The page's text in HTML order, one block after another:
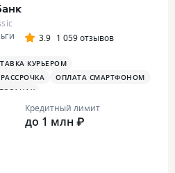
3.9 1 059 отзывов
КУРЬЕРОМ
РАССРОЧКА
ОПЛАТА СМАРТФОНОМ
Кредитный лимит
до 1 млн ₽